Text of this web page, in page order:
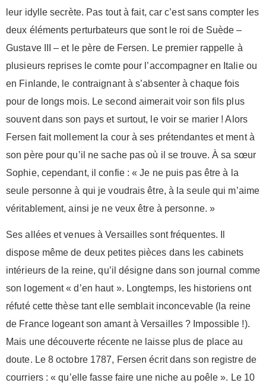
leur idylle secrète. Pas tout à fait, car c’est sans compter les
deux éléments perturbateurs que sont le roi de Suède –
Gustave III – et le père de Fersen. Le premier rappelle à
plusieurs reprises le comte pour l’accompagner en Italie ou
en Finlande, le contraignant à s’absenter à chaque fois
pour de longs mois. Le second aimerait voir son fils plus
souvent dans son pays et surtout, le voir se marier ! Alors
Fersen fait mollement la cour à ses prétendantes et ment à
son père pour qu’il ne sache pas où il se trouve. À sa sœur
Sophie, cependant, il confie : « Je ne puis pas être à la
seule personne à qui je voudrais être, à la seule qui m’aime
véritablement, ainsi je ne veux être à personne. »
Ses allées et venues à Versailles sont fréquentes. Il
dispose même de deux petites pièces dans les cabinets
intérieurs de la reine, qu’il désigne dans son journal comme
son logement « d’en haut ». Longtemps, les historiens ont
réfuté cette thèse tant elle semblait inconcevable (la reine
de France logeant son amant à Versailles ? Impossible !).
Mais une découverte récente ne laisse plus de place au
doute. Le 8 octobre 1787, Fersen écrit dans son registre de
courriers : « qu’elle fasse faire une niche au poêle ». Le 10